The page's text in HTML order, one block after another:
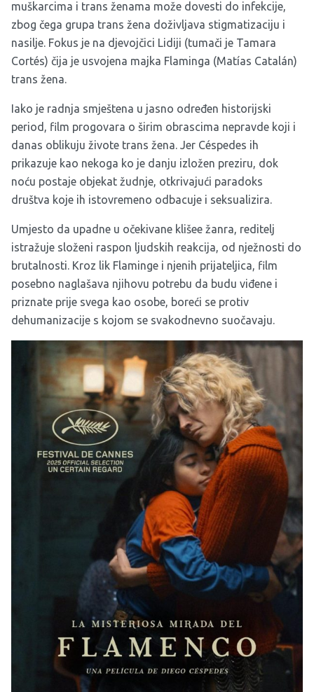
muškarcima i trans ženama može dovesti do infekcije,
zbog čega grupa trans žena doživljava stigmatizaciju i
nasilje. Fokus je na djevojčici Lidiji (tumači je Tamara
Cortés) čija je usvojena majka Flaminga (Matías Catalán)
trans žena.
Iako je radnja smještena u jasno određen historijski
period, film progovara o širim obrascima nepravde koji i
danas oblikuju živote trans žena. Jer Céspedes ih
prikazuje kao nekoga ko je danju izložen preziru, dok
noću postaje objekat žudnje, otkrivajući paradoks
društva koje ih istovremeno odbacuje i seksualizira.
Umjesto da upadne u očekivane klišee žanra, reditelj
istražuje složeni raspon ljudskih reakcija, od nježnosti do
brutalnosti. Kroz lik Flaminge i njenih prijateljica, film
posebno naglašava njihovu potrebu da budu viđene i
priznate prije svega kao osobe, boreći se protiv
dehumanizacije s kojom se svakodnevno suočavaju.